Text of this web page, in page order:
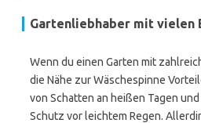
Gartenliebhaber mit vielen
Wenn du einen Garten mit
die Nähe zur Wäschespinne
von Schatten an heißen Tagen
Schutz vor leichtem Regen.